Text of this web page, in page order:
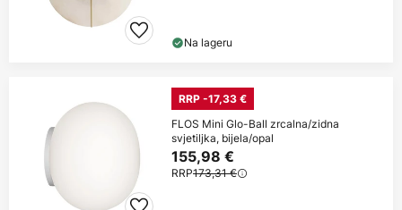
Na lageru
RRP -17,33 €
FLOS Mini Glo-Ball zrcalna/zidna
svjetiljka, bijela/opal
155,98 €
RRP173,31 €